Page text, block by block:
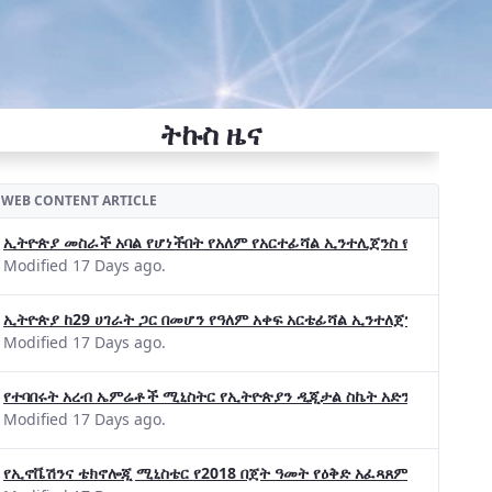
ትኩስ ዜና
WEB CONTENT ARTICLE
ኢትዮጵያ መስራች አባል የሆነችበት የአለም የአርተፊሻል ኢንተሊጀንስ የትብብር
Modified 17 Days ago.
ኢትዮጵያ ከ29 ሀገራት ጋር በመሆን የዓለም አቀፍ አርቴፊሻል ኢንተለጀንስ ትብብር
Modified 17 Days ago.
የተባበሩት አረብ ኤምሬቶች ሚኒስትር የኢትዮጵያን ዲጂታል ስኬት አድንቀዋል
Modified 17 Days ago.
የኢኖቬሽንና ቴክኖሎጂ ሚኒስቴር የ2018 በጀት ዓመት የዕቅድ አፈጻጸምና የቀጣይ